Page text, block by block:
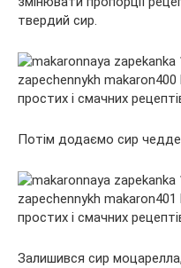
твердий сир.
Потім додаємо сир
Залишився сир